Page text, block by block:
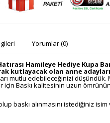
Yorumlar (0)
Hamileye Hediye Kupa
kutlayacak olan anne
mutlu edebileceğinizi
Baskı kalitesinin uzun
baskı alınmasını istediğiniz